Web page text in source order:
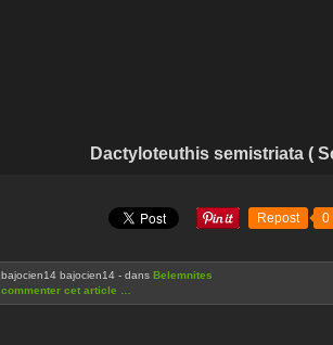
Dactyloteuthis semistriata (
Repost 0
bajocien14 bajocien14 - dans Belemnites
commenter cet article